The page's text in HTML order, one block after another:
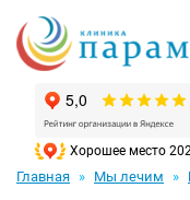
Хорошее место
Главная Мы лечим